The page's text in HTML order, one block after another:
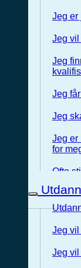
Jeg er
Jeg vil
Jeg
Jeg
Jeg
Jeg er
for
Ofte
Jeg vil
Jeg vil